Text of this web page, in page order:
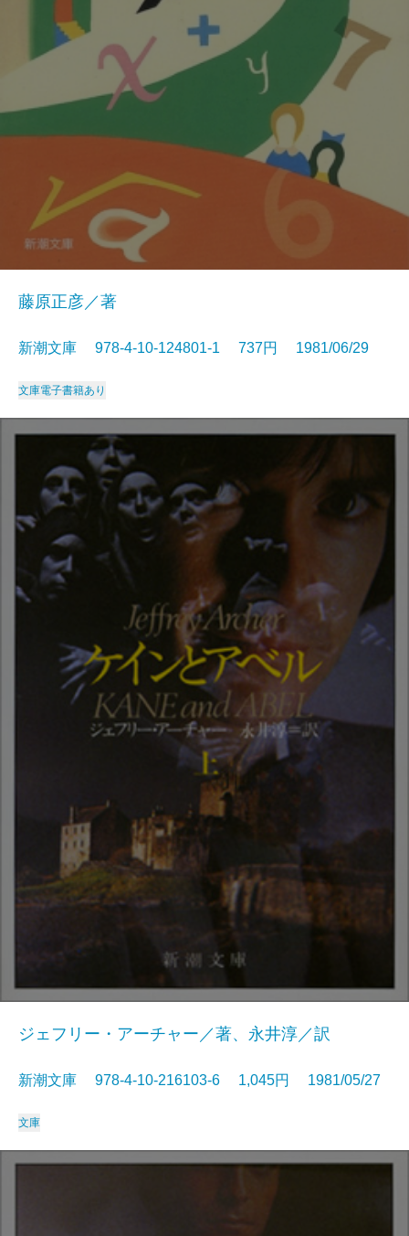
藤原正彦／著
新潮文庫 978-4-10-124801-1 737円 1981/06/29
文庫電子書籍あり
ジェフリー・アーチャー／著、永井淳／訳
新潮文庫 978-4-10-216103-6 1,045円 1981/05/27
文庫